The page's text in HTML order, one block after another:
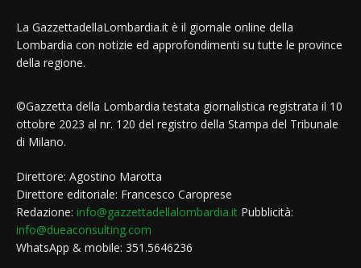
La GazzettadellaLombardia.it è il giornale online della
Lombardia con notizie ed approfondimenti su tutte le province
della regione.
©Gazzetta della Lombardia testata giornalistica registrata il 10
ottobre 2023 al nr. 120 del registro della Stampa del Tribunale
di Milano.
Direttore: Agostino Marotta
Direttore editoriale: Francesco Caroprese
Redazione: info@gazzettadellalombardia.it Pubblicità:
info@dueaconsulting.com
WhatsApp & mobile: 351.5646236